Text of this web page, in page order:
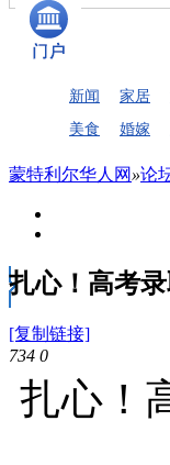
新闻 家居
美食
婚嫁
蒙特利尔华人网 »论
扎心！高考
[复制链接]
734 0
扎心！